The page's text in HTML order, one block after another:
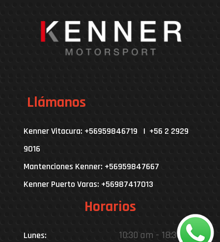
Llámanos
Kenner Vitacura: +56959846719 | +56 2 2929
9016
Mantenciones Kenner: +56959847667
Kenner Puerto Varas: +56987417013
Horarios
Lunes: 10:30 am - 18:30 pm